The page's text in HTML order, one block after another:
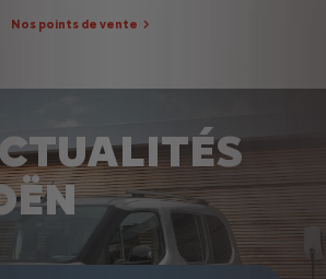
Nos points de vente